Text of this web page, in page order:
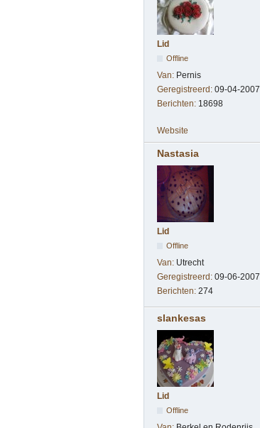
Lid
Offline
Van: Pernis
Geregistreerd: 09-04-2007
Berichten: 18698
Website
Nastasia
Lid
Offline
Van: Utrecht
Geregistreerd: 09-06-2007
Berichten: 274
slankesas
Lid
Offline